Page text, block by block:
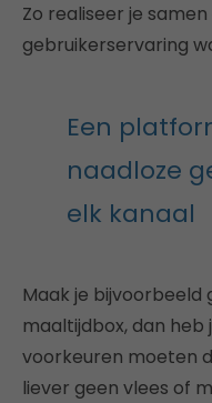
Zo realiseer je
gebruikerservaring
Een
naadloze
elk kanaal
Maak je bijvoorbeeld
maaltijdbox, dan heb
voorkeuren moeten
liever geen vlees of